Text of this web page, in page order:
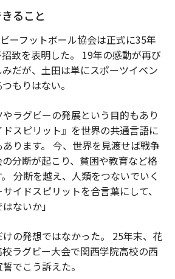
ること
ーフットボール協会は正式に35年
致を表明した。 19年の感動が再び
だが、土田は単にスポーツイベン
もりはない。
やラグビーの発展という目的もあり
スピリット』を世界の共通言語に
ります。 今、世界を見渡せば戦争
分断が起こり、貧困や教育など格
分断を越え、人類をつないでいく
イドスピリットを合言葉にして、
ないか」
の発想ではなかった。 25年末、花
ラグビー大会で関西学院高校の西
でこう訴えた。